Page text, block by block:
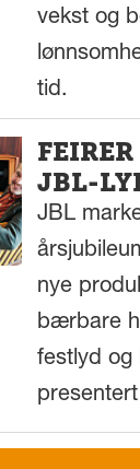
vekst og
tid.
JBL-
JBL
nye
bærbare
festlyd og